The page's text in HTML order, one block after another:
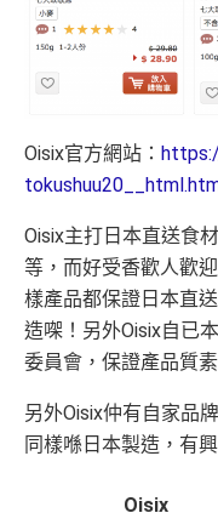
查看更多信用卡詳
Oisix官方網站：
Oisix主打日本直送食
等，而好受香歡人歡
樣產品都保證日本直
造㗎！另外Oisix自已
委員會，保證產品質素
另外Oisix仲有自家品
同樣喺日本製造，有
Oisix